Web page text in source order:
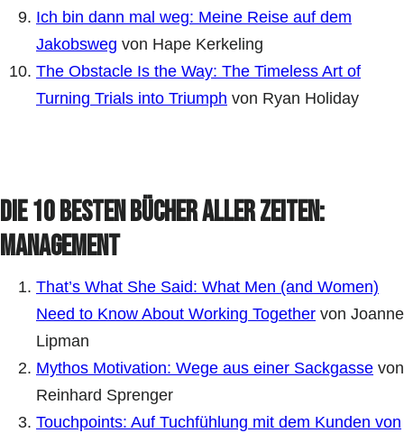
Ich bin dann mal weg: Meine Reise auf dem
Jakobsweg von Hape Kerkeling
The Obstacle Is the Way: The Timeless Art of
Turning Trials into Triumph von Ryan Holiday
Die 10 besten Bücher aller Zeiten:
Management
That’s What She Said: What Men (and Women)
Need to Know About Working Together von Joanne
Lipman
Mythos Motivation: Wege aus einer Sackgasse von
Reinhard Sprenger
Touchpoints: Auf Tuchfühlung mit dem Kunden von